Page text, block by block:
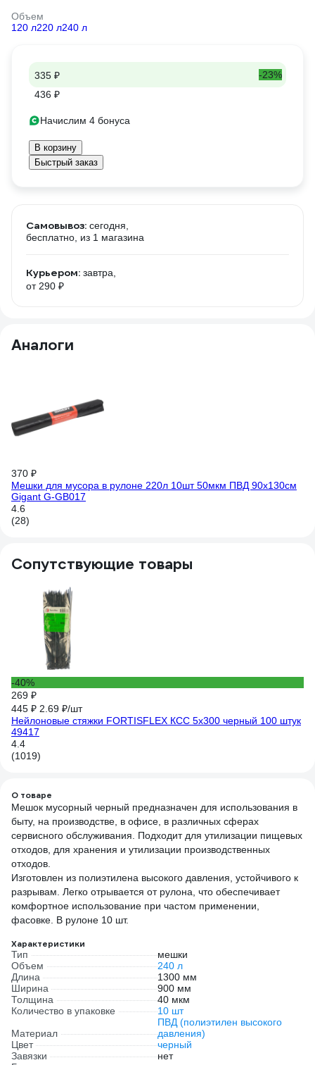
Объем
120 л220 л240 л
335 ₽
-23%
436 ₽
Начислим 4 бонуса
В корзину
Быстрый заказ
Самовывоз: сегодня,
бесплатно , из 1 магазина
Курьером: завтра,
от 290 ₽
Аналоги
370 ₽
Мешки для мусора в рулоне 220л 10шт 50мкм ПВД 90х130см
Gigant G-GB017
4.6
(28)
Сопутствующие товары
-40%
269 ₽
445 ₽ 2.69 ₽/шт
Нейлоновые стяжки FORTISFLEX КСС 5х300 черный 100 штук
49417
4.4
(1019)
О товаре
Мешок мусорный черный предназначен для использования в
быту, на производстве, в офисе, в различных сферах
сервисного обслуживания. Подходит для утилизации пищевых
отходов, для хранения и утилизации производственных
отходов.
Изготовлен из полиэтилена высокого давления, устойчивого к
разрывам. Легко отрывается от рулона, что обеспечивает
комфортное использование при частом применении,
фасовке. В рулоне 10 шт.
Характеристики
Тип
мешки
Объем
240 л
Длина
1300 мм
Ширина
900 мм
Толщина
40 мкм
Количество в упаковке
10 шт
Материал
ПВД (полиэтилен высокого
давления)
Цвет
черный
Завязки
нет